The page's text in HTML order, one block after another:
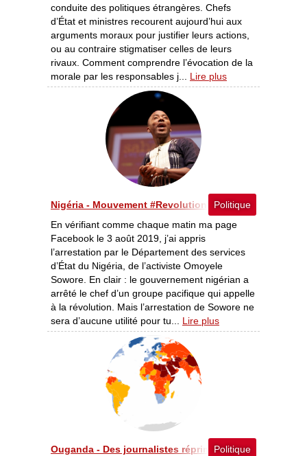
conduite des politiques étrangères. Chefs
d’État et ministres recourent aujourd’hui aux
arguments moraux pour justifier leurs actions,
ou au contraire stigmatiser celles de leurs
rivaux. Comment comprendre l’évocation de la
morale par les responsables j... Lire plus
Politique
Nigéria - Mouvement #RevolutionNow renforcé par
En vérifiant comme chaque matin ma page
Facebook le 3 août 2019, j’ai appris
l’arrestation par le Département des services
d’État du Nigéria, de l’activiste Omoyele
Sowore. En clair : le gouvernement nigérian a
arrêté le chef d’un groupe pacifique qui appelle
à la révolution. Mais l’arrestation de Sowore ne
sera d’aucune utilité pour tu... Lire plus
Politique
Ouganda - Des journalistes réprimés et leur matériel